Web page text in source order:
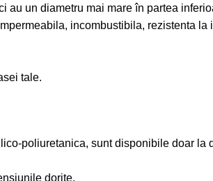
un diametru mai mare în partea
incombustibila, rezistenta
tale.
poliuretanica, sunt disponibile doar la
dorite.